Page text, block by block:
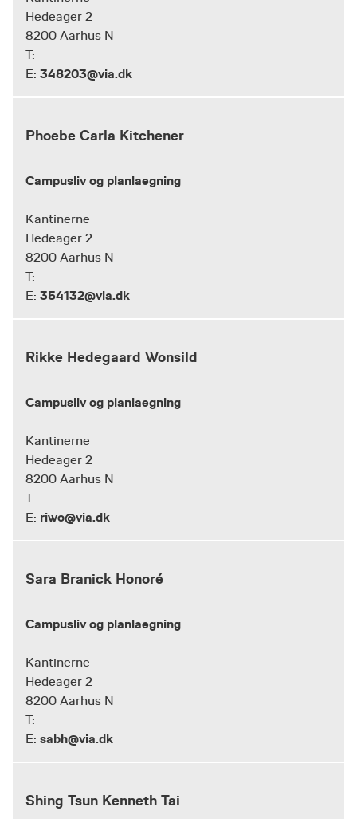
Hedeager 2
8200 Aarhus N
T:
E: 348203@via.dk
Phoebe Carla Kitchener
Campusliv og planlaegning
Kantinerne
Hedeager 2
8200 Aarhus N
T:
E: 354132@via.dk
Rikke Hedegaard Wonsild
Campusliv og planlaegning
Kantinerne
Hedeager 2
8200 Aarhus N
T:
E: riwo@via.dk
Sara Branick Honoré
Campusliv og planlaegning
Kantinerne
Hedeager 2
8200 Aarhus N
T:
E: sabh@via.dk
Shing Tsun Kenneth Tai